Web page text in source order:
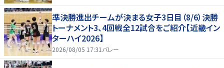
準決勝進出チームが決まる女子3日目（8/6）決勝
トーナメント3、4回戦全12試合をご紹介【近畿イン
ターハイ2026】
2026/08/05 17:31 バレー